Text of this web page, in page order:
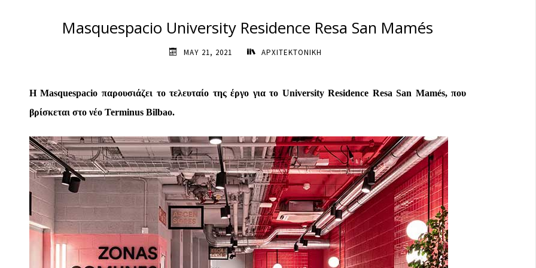
Masquespacio University Residence Resa San Mamés
MAY 21, 2021 ΑΡΧΙΤΕΚΤΟΝΙΚΗ
Η Masquespacio παρουσιάζει το τελευταίο της έργο για το University Residence Resa San Mamés, που
βρίσκεται στο νέο Terminus Bilbao.